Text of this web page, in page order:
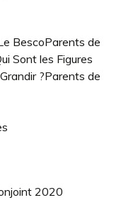
BescoParents de
Sont les Figures
?Parents de
2020